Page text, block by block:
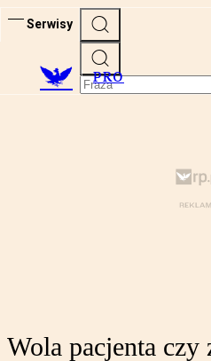
Serwisy
PRO
Wola pacjenta czy